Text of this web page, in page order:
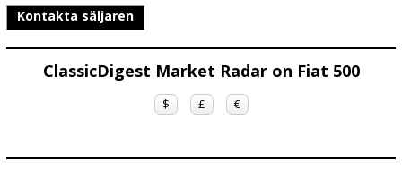
Kontakta säljaren
ClassicDigest Market Radar on Fiat 500
$ £ €